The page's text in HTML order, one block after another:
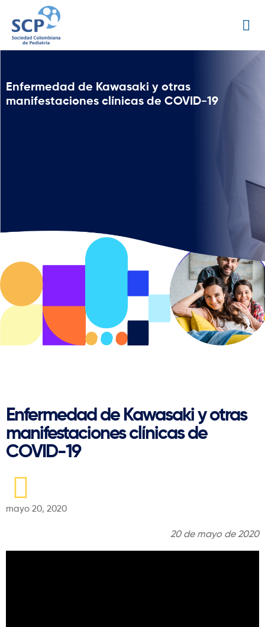
Enfermedad de Kawasaki y otras
manifestaciones clínicas de COVID-19
Enfermedad de Kawasaki y otras
manifestaciones clínicas de
COVID-19
mayo 20, 2020
20 de mayo de 2020